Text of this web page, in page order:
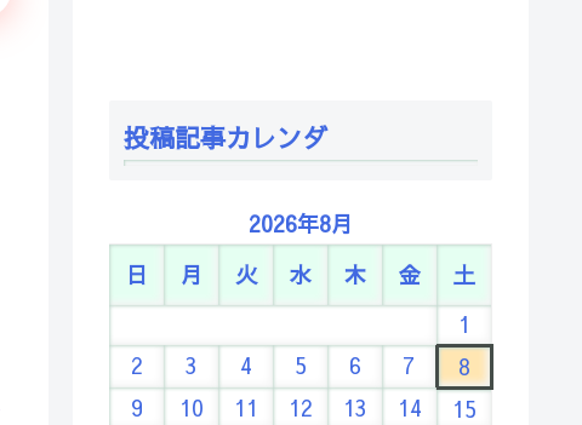
投稿記事カレンダ
2026年8月
日
月 火 水 木 金
土
1
2
3 4 5 6 7
8
9
10 11 12 13 14
15